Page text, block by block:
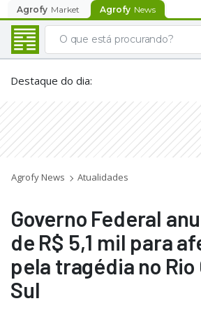
Agrofy Market Agrofy News
Destaque do dia:
Agrofy News Atualidades
Governo Federal
de R$ 5,1 mil para
pela tragédia no Rio
Sul